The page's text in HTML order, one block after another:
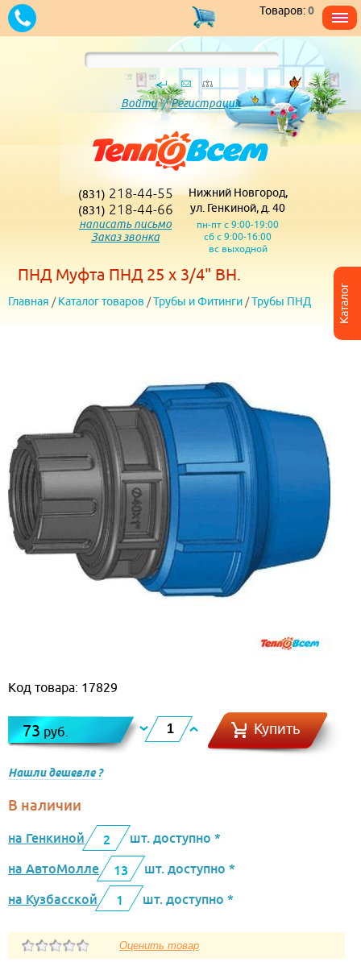
Каталог
Товаров:0
Войти/Регистрация
(831) 218-44-55
(831) 218-44-66
написать письмо
Заказ звонка
Нижний Новгород,
ул. Генкиной, д. 40
пн-пт с 9:00-19:00
сб с 9:00-16:00
вс выходной
ПНД Муфта ПНД 25 х 3/4" ВН.
Главная / Каталог товаров /Трубы и Фитинги /Трубы ПНД
Код товара: 17829
73руб. Купить
Нашли дешевле ?
В наличии
на Генкиной 2
шт. доступно *
на АвтоМолле
13
шт. доступно *
на Кузбасской
1 шт. доступно *